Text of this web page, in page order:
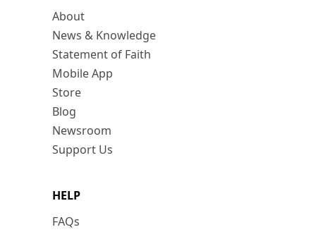
About
News & Knowledge
Statement of Faith
Mobile App
Store
Blog
Newsroom
Support Us
HELP
FAQs